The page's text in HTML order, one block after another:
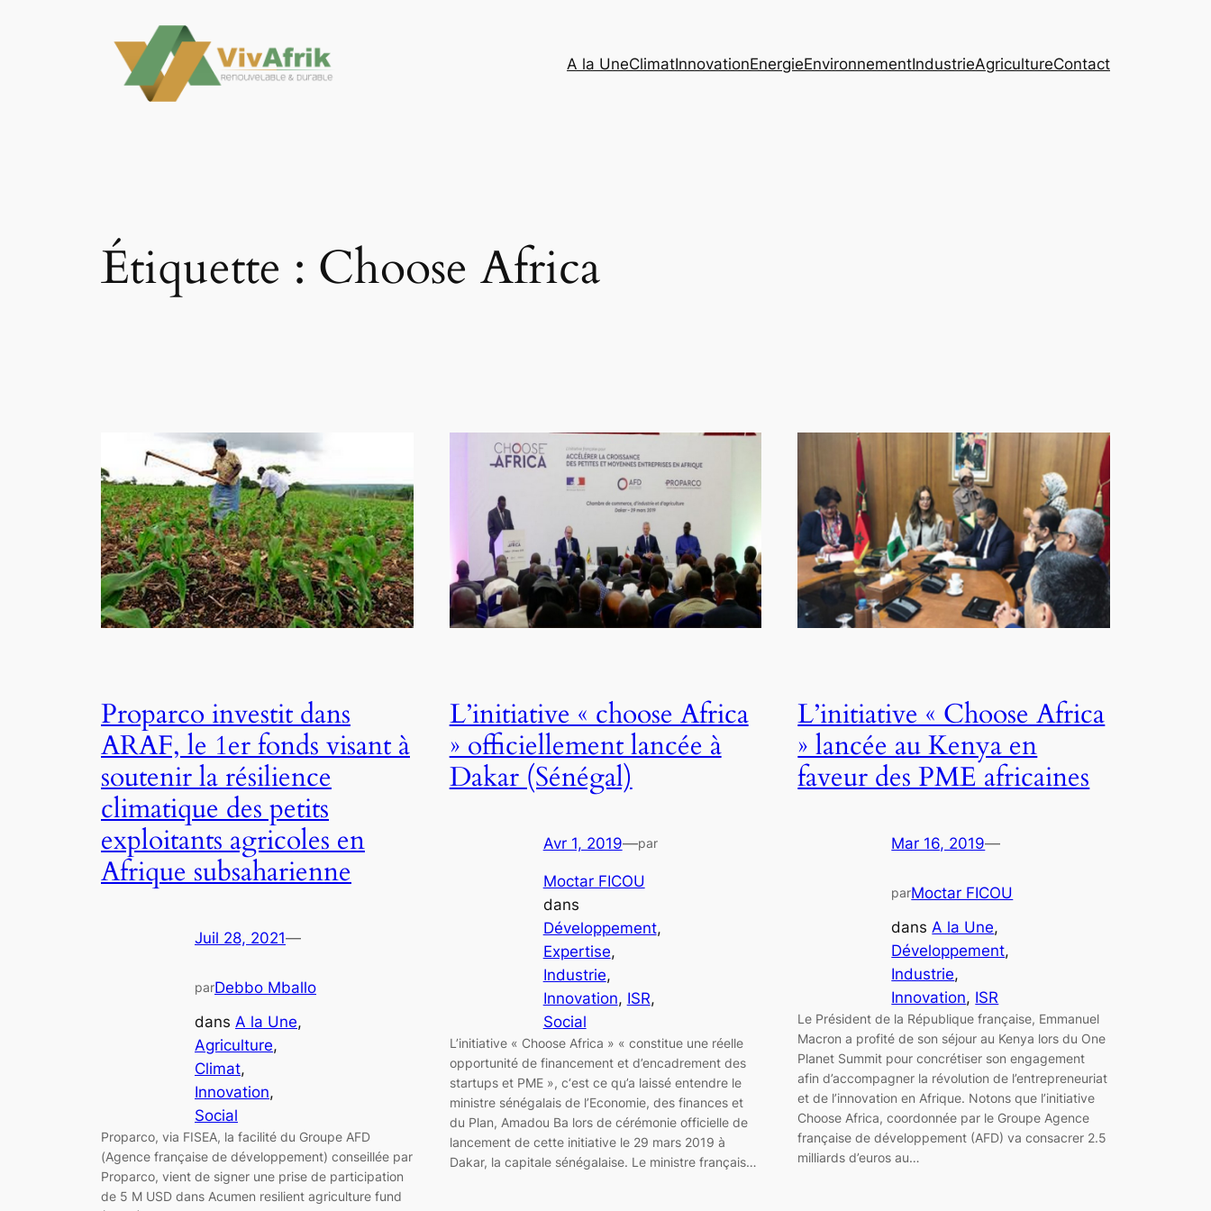
A la UneClimatInnovationEnergieEnvironnementIndustrieAgricultureContact
Étiquette : Choose Africa
Proparco investit dans
ARAF, le 1er fonds visant à
soutenir la résilience
climatique des petits
exploitants agricoles en
Afrique subsaharienne
Juil 28, 2021—
parDebbo Mballo
dans A la Une
Agriculture
Climat
Innovation
Social
Proparco, via FISEA, la facilité du Groupe AFD
(Agence française de développement) conseillée par
Proparco, vient de signer une prise de participation
de 5 M USD dans Acumen resilient agriculture fund
L’initiative « choose Africa
» officiellement lancée à
Dakar (Sénégal)
Avr 1, 2019—par
Moctar FICOU
dans
Développement
Expertise
Industrie
Innovation, ISR
Social
L’initiative « Choose Africa » « constitue une réelle
opportunité de financement et d’encadrement des
startups et PME », c‘est ce qu’a laissé entendre le
ministre sénégalais de l’Economie, des finances et
du Plan, Amadou Ba lors de cérémonie officielle de
lancement de cette initiative le 29 mars 2019 à
Dakar, la capitale sénégalaise. Le ministre français…
L’initiative « Choose Africa
» lancée au Kenya en
faveur des PME africaines
Mar 16, 2019—
parMoctar FICOU
dansA la Une
Développement
Industrie
Innovation, ISR
Le Président de la République française, Emmanuel
Macron a profité de son séjour au Kenya lors du One
Planet Summit pour concrétiser son engagement
afin d’accompagner la révolution de l’entrepreneuriat
et de l’innovation en Afrique. Notons que l’initiative
Choose Africa, coordonnée par le Groupe Agence
française de développement (AFD) va consacrer 2.5
milliards d’euros au…